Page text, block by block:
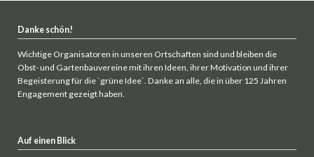
Danke schön!
Wichtige Organisatoren in unseren Ortschaften sind und bleiben die
Obst- und Gartenbauvereine mit ihren Ideen, ihrer Motivation und ihrer
Begeisterung für die `grüne Idee`. Danke an alle, die in über 125 Jahren
Engagement gezeigt haben.
Auf einen Blick